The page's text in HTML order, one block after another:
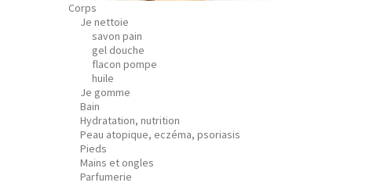
Corps
Je nettoie
savon pain
gel douche
flacon pompe
huile
Je gomme
Bain
Hydratation, nutrition
Peau atopique, eczéma, psoriasis
Pieds
Mains et ongles
Parfumerie